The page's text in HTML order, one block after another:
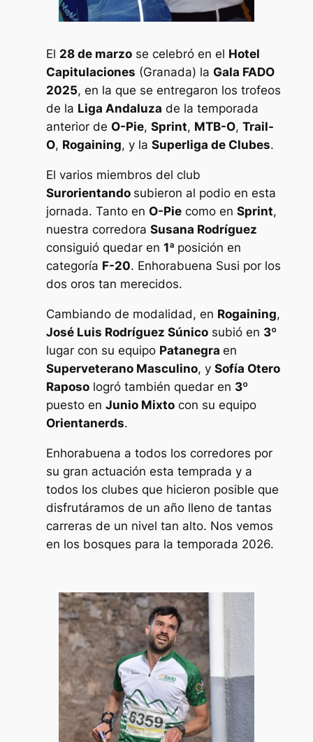
El 28 de marzo se celebró en el Hotel
Capitulaciones (Granada) laGala FADO
2025, en la que se entregaron los trofeos
de la Liga Andaluza de la temporada
anterior deO-Pie,Sprint, MTB-O,Trail-
O, Rogaining, y laSuperliga de Clubes.
El varios miembros del club
Surorientando subieron al podio en esta
jornada. Tanto enO-Pie como enSprint,
nuestra corredoraSusana Rodríguez
consiguió quedar en1ª posición en
categoría F-20. Enhorabuena Susi por los
dos oros tan merecidos.
Cambiando de modalidad, en Rogaining,
José Luis Rodríguez Súnico subió en 3º
lugar con su equipo Patanegraen
Superveterano Masculino, ySofía Otero
Raposo logró también quedar en 3º
puesto enJunio Mixto con su equipo
Orientanerds.
Enhorabuena a todos los corredores por
su gran actuación esta temprada y a
todos los clubes que hicieron posible que
disfrutáramos de un año lleno de tantas
carreras de un nivel tan alto. Nos vemos
en los bosques para la temporada 2026.